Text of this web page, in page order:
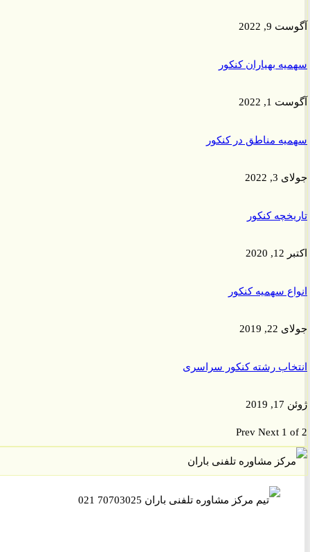
2022
بهیاران کنکور
2022
مناطق در کنکور
2022
کنکور
سهمیه کنکور
2019
رشته کنکور سراسری
PrevNext 1